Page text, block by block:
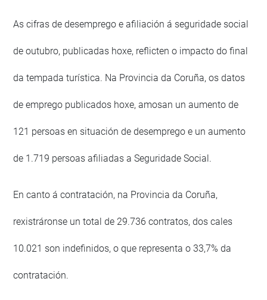
As cifras de desemprego e afiliación á seguridade social
de outubro, publicadas hoxe, reflicten o impacto do final
da tempada turística. Na Provincia da Coruña, os datos
de emprego publicados hoxe, amosan un aumento de
121 persoas en situación de desemprego e un aumento
de 1.719 persoas afiliadas a Seguridade Social.
En canto á contratación, na Provincia da Coruña,
rexistráronse un total de 29.736 contratos, dos cales
10.021 son indefinidos, o que representa o 33,7% da
contratación.